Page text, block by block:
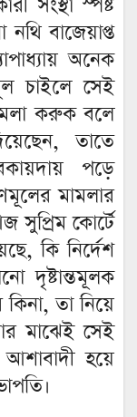
সংস্থা স্পষ্ট
বাজেয়াপ্ত
অনেক
চাইলে সেই
করুক বলে
তাতে
পড়ে
মামলার
সুপ্রিম কোর্টে
কি নির্দেশ
দৃষ্টান্তমূলক
কিনা, তা নিয়ে
মাঝেই সেই
হয়ে